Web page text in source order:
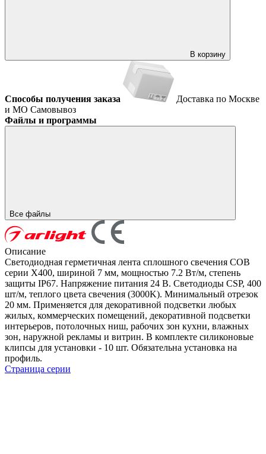
В корзину
Способы получения заказа
Доставка по Москве
и МО Самовывоз
Файлы и программы
Все файлы
Описание
Светодиодная герметичная лента сплошного свечения COB
серии X400, шириной 7 мм, мощностью 7.2 Вт/м, степень
защиты IP67. Напряжение питания 24 В. Светодиоды CSP, 400
шт/м, теплого цвета свечения (3000K). Минимальный отрезок
20 мм. Применяется для декоративной подсветки любых
жилых, коммерческих помещений, декоративной подсветки
интерьеров, потолочных ниш, рабочих зон кухни, влажных
зон, наружной рекламы и витрин. В комплекте силиконовые
клипсы для установки - 10 шт. Обязательна установка на
профиль.
Страница серии